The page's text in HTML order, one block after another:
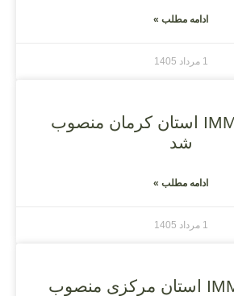
ادامه مطلب »
1 مرداد 1405
نماینده IMMAF استان کرمان منصوب
شد
ادامه مطلب »
1 مرداد 1405
نماینده IMMAF استان مرکزی منصوب